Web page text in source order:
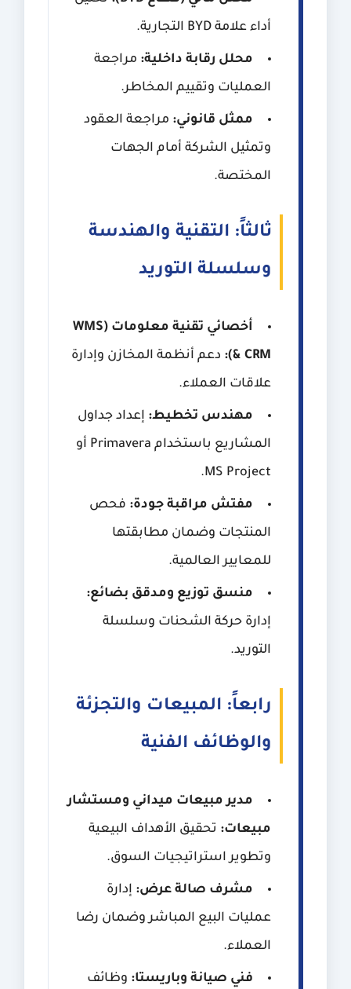
أداء علامة BYD التجارية.
محلل رقابة داخلية: مراجعة
العمليات وتقييم المخاطر.
ممثل قانوني: مراجعة العقود
وتمثيل الشركة أمام الجهات
المختصة.
ثالثاً: التقنية والهندسة
وسلسلة التوريد
أخصائي تقنية معلومات (WMS
& CRM):
دعم أنظمة المخازن وإدارة
علاقات العملاء.
مهندس تخطيط: إعداد جداول
المشاريع باستخدام Primavera أو
MS Project.
مفتش مراقبة جودة: فحص
المنتجات وضمان مطابقتها
للمعايير العالمية.
منسق توزيع ومدقق بضائع:
إدارة حركة الشحنات وسلسلة
التوريد.
رابعاً: المبيعات والتجزئة
والوظائف الفنية
مدير مبيعات ميداني ومستشار
مبيعات: تحقيق الأهداف البيعية
وتطوير استراتيجيات السوق.
مشرف صالة عرض: إدارة
عمليات البيع المباشر وضمان رضا
العملاء.
فني صيانة وباريستا: وظائف